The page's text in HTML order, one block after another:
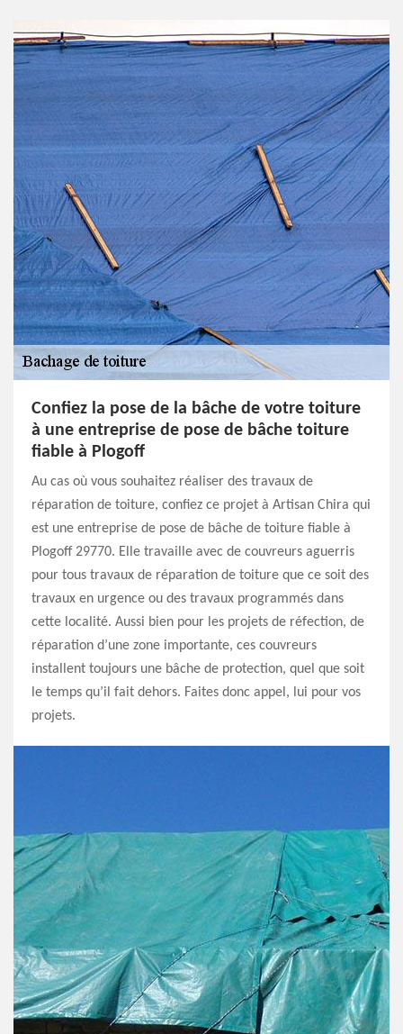
Confiez la pose de la bâche de votre toiture
à une entreprise de pose de bâche toiture
fiable à Plogoff
Au cas où vous souhaitez réaliser des travaux de
réparation de toiture, confiez ce projet à Artisan Chira qui
est une entreprise de pose de bâche de toiture fiable à
Plogoff 29770. Elle travaille avec de couvreurs aguerris
pour tous travaux de réparation de toiture que ce soit des
travaux en urgence ou des travaux programmés dans
cette localité. Aussi bien pour les projets de réfection, de
réparation d’une zone importante, ces couvreurs
installent toujours une bâche de protection, quel que soit
le temps qu’il fait dehors. Faites donc appel, lui pour vos
projets.